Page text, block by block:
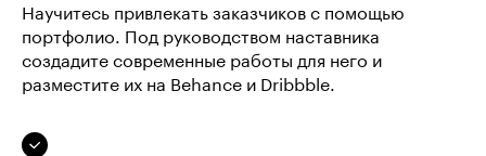
Научитесь привлекать заказчиков с помощью
портфолио. Под руководством наставника
создадите современные работы для него и
разместите их на Behance и Dribbble.